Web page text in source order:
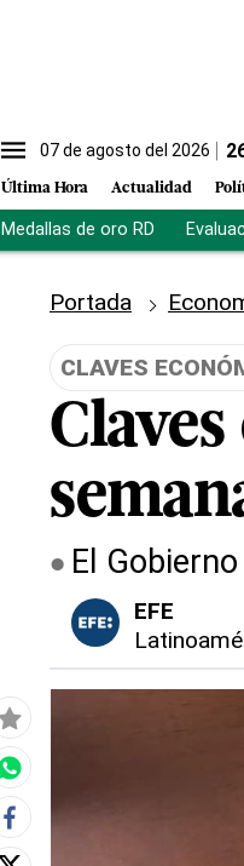
07 de agosto del 2026
Última Hora Actualidad
Medallas de oro RD
Portada
CLAVES
El
EFE